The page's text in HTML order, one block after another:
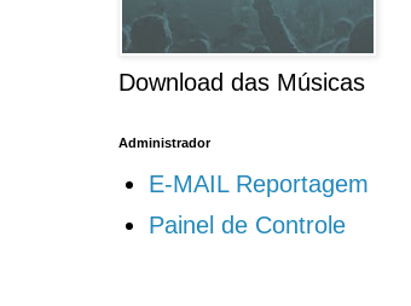
Download das Músicas
Administrador
E-MAIL Reportagem
Painel de Controle